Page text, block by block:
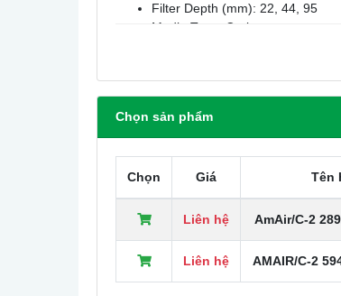
Filter Depth (mm): 22, 44, 95
Media Type: Carbon
Frame Material: Moisture
Antimicrobial Available: No
Max Operating Temperature: 49°C
Chọn sản phẩm
Chọn Giá Tên
Liên hệ AmAir/C-2
Liên hệ AMAIR/C-2